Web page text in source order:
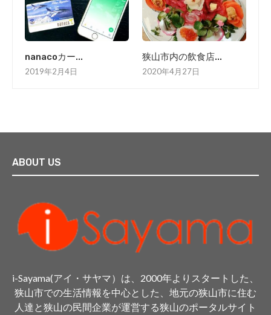
nanacoカー...
2019年2月4日
狭山市内の飲食店...
2020年4月27日
ABOUT US
i-Sayama(アイ・サヤマ）は、2000年よりスタートした、
狭山市での生活情報を中心とした、地元の狭山市に住む
人達と狭山の民間企業が運営する狭山のポータルサイト